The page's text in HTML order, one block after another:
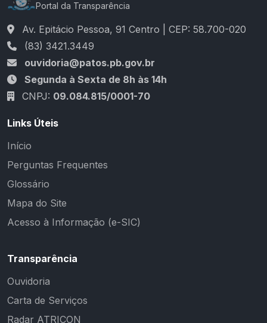
Portal da Transparência
Av. Epitácio Pessoa, 91 Centro | CEP: 58.700-020
(83) 3421.3449
ouvidoria@patos.pb.gov.br
Segunda à Sexta de 8h às 14h
CNPJ: 09.084.815/0001-70
Links Úteis
Início
Perguntas Frequentes
Glossário
Mapa do Site
Acesso à Informação (e-SIC)
Transparência
Ouvidoria
Carta de Serviços
Radar ATRICON